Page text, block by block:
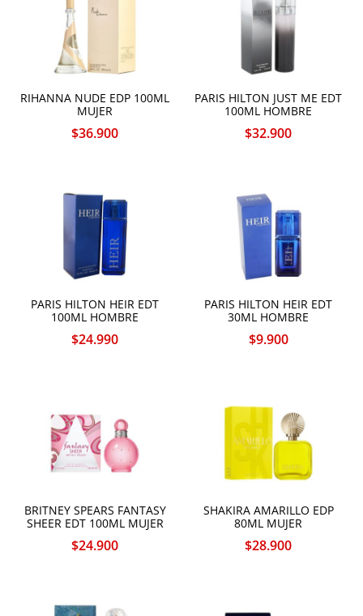
RIHANNA NUDE EDP 100ML
MUJER
$36.900
PARIS HILTON JUST ME EDT
100ML HOMBRE
$32.900
PARIS HILTON HEIR EDT
100ML HOMBRE
$24.990
PARIS HILTON HEIR EDT
30ML HOMBRE
$9.900
BRITNEY SPEARS FANTASY
SHEER EDT 100ML MUJER
$24.900
SHAKIRA AMARILLO EDP
80ML MUJER
$28.900